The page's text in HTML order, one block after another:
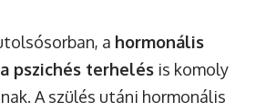
a hormonális
pszichés terhelés is komoly
A szülés utáni hormonális